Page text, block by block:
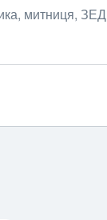
митниця, ЗЕД